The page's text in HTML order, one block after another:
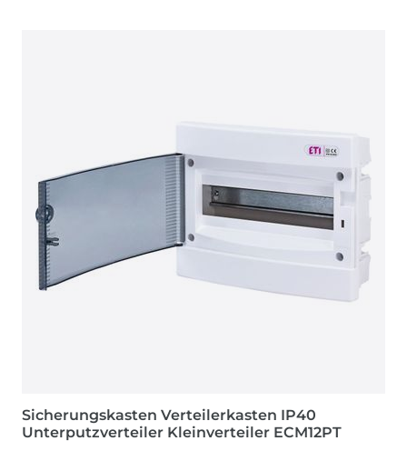
Sicherungskasten Verteilerkasten IP40
Unterputzverteiler Kleinverteiler ECM12PT